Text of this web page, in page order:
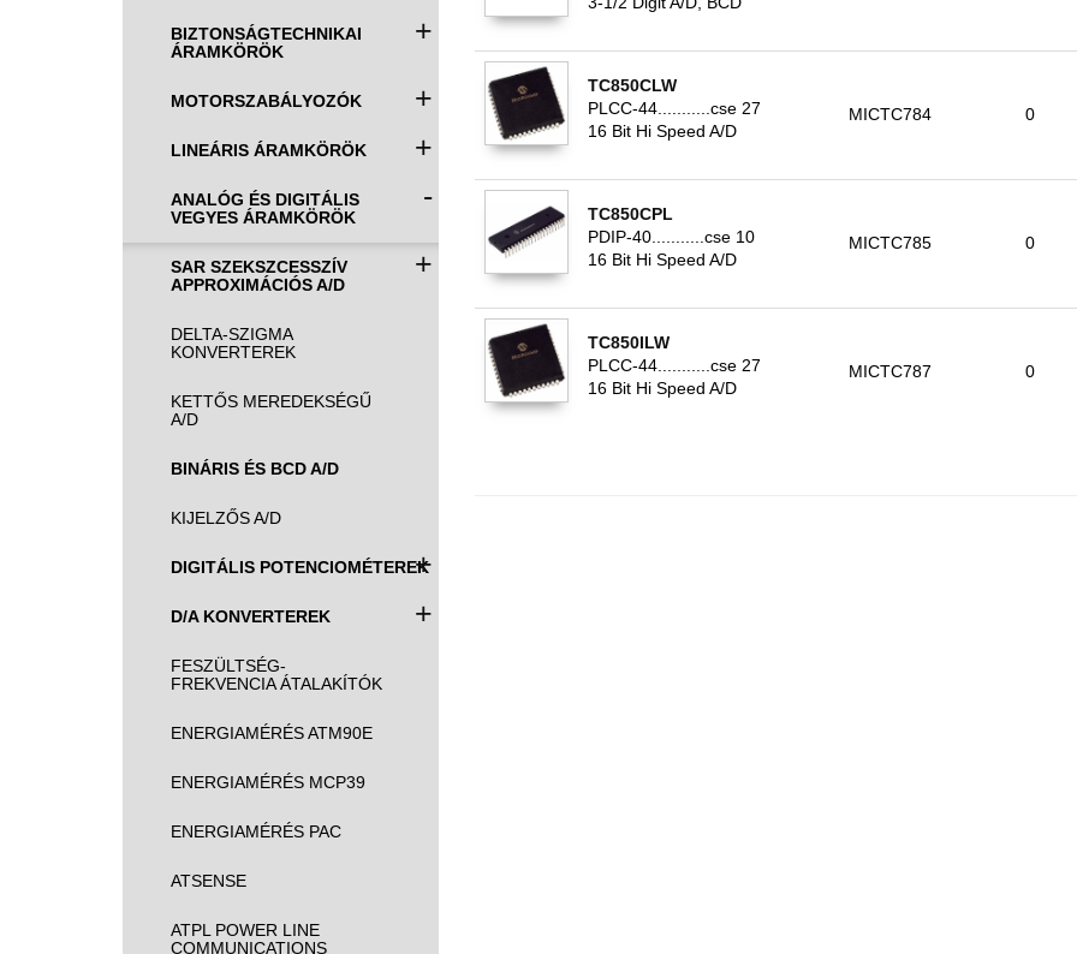
BIZTONSÁGTECHNIKAI
ÁRAMKÖRÖK
+
MOTORSZABÁLYOZÓK +
LINEÁRIS ÁRAMKÖRÖK +
ANALÓG ÉS DIGITÁLIS
VEGYES ÁRAMKÖRÖK
-
SAR SZEKSZCESSZÍV
APPROXIMÁCIÓS A/D
+
DELTA-SZIGMA
KONVERTEREK
KETTŐS MEREDEKSÉGŰ
A/D
BINÁRIS ÉS BCD A/D
KIJELZŐS A/D
DIGITÁLIS POTENCIOMÉTEREK
+
D/A KONVERTEREK +
FESZÜLTSÉG-
FREKVENCIA ÁTALAKÍTÓK
ENERGIAMÉRÉS ATM90E
ENERGIAMÉRÉS MCP39
ENERGIAMÉRÉS PAC
ATSENSE
ATPL POWER LINE
COMMUNICATIONS
TC850CLW
PLCC-44...........cse 27
16 Bit Hi Speed A/D
MICTC784 0
TC850CPL
PDIP-40...........cse 10
16 Bit Hi Speed A/D
MICTC785 0
TC850ILW
PLCC-44...........cse 27
16 Bit Hi Speed A/D
MICTC787 0